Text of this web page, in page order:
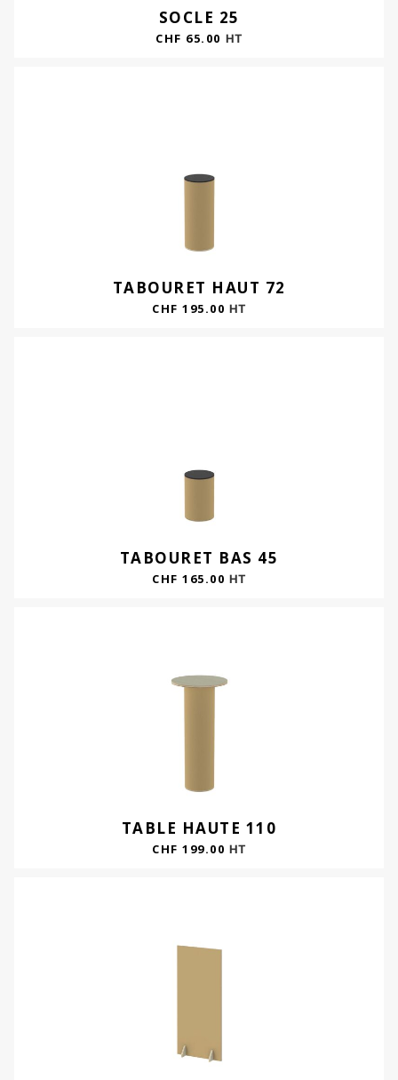
SOCLE 25
CHF 65.00 HT
TABOURET HAUT 72
CHF 195.00 HT
TABOURET BAS 45
CHF 165.00 HT
TABLE HAUTE 110
CHF 199.00 HT